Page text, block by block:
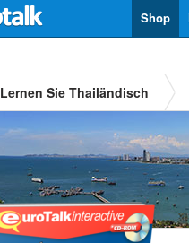
Shop
Lernen Sie Thailändisch